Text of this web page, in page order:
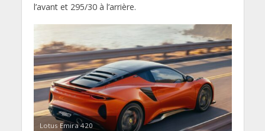
l’avant et 295/30 à l’arrière.
Lotus Emira 420